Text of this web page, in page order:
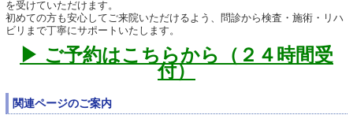
を受けていただけます。
初めての方も安心してご来院いただけるよう、問診から検査・施術・リハ
ビリまで丁寧にサポートいたします。
▶ ご予約はこちらから（２４時間受
付）
関連ページのご案内